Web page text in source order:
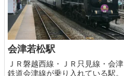
会津若松駅
ＪＲ磐越西線・ＪＲ只見線・会津
鉄道会津線が乗り入れている駅。